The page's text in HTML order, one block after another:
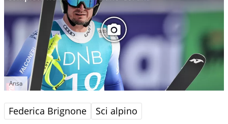
Ansa
Federica Brignone Sci alpino